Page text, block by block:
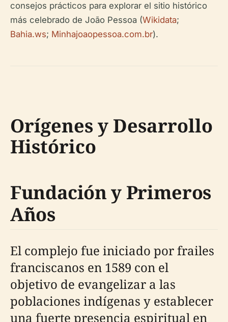
consejos prácticos para explorar el sitio histórico
más celebrado de João Pessoa (Wikidata;
Bahia.ws; Minhajoaopessoa.com.br).
Orígenes y Desarrollo
Histórico
Fundación y Primeros
Años
El complejo fue iniciado por frailes
franciscanos en 1589 con el
objetivo de evangelizar a las
poblaciones indígenas y establecer
una fuerte presencia espiritual en